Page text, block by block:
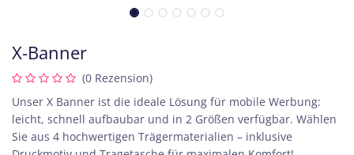
X-Banner
(0 Rezension)
Unser X Banner ist die ideale Lösung für mobile Werbung:
leicht, schnell aufbaubar und in 2 Größen verfügbar. Wählen
Sie aus 4 hochwertigen Trägermaterialien – inklusive